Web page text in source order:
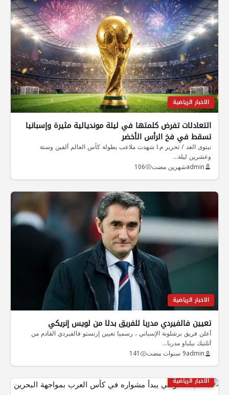
الاخبار الرياضية
التعادلات تفرض كلمتها في ليلة مونديالية مثيرة وإسبانيا
تسقط في فخ الرأس الأخضر
نينوى الغد / تحرير م.ا شهدت ملاعب بطولة كأس العالم ألفين وستة
وعشرين ليلة…
adminشهرين مضت 106
الاخبار الرياضية
تعيين فالفيردي مدربا للفريق بدلا من لويس إنريكي
أعلن فريق برشلونة الإسباني ، رسميا تعيين إرنستو فالفيردي القادم من
أتلتيك بيلباو مدربا…
admin9 سنوات مضت 141
الاخبار الرياضية